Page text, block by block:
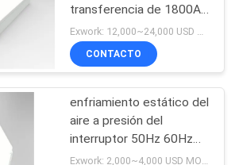
transferencia de 1800A
STS conectada y
apagado dispositivo
45dB de la transferencia
CONTACTO
enfriamiento estático del
aire a presión del
interruptor 50Hz 60Hz
de la transferencia de